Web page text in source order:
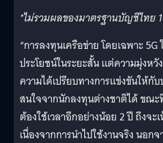
*ไม่รวมผลของมาตรฐานบัญชีไทย
“การลงทุนเครือข่าย โดยเฉพาะ
ประโยชน์ในระยะสั้น แต่ความมุ่งหวั
ความได้เปรียบทางการแข่งขันให้กั
สนใจจากนักลงทุนต่างชาติได้ ขณะ
ต้องใช้เวลาอีกอย่างน้อย 2 ปี ถึงจ
เนื่องจากการนำไปใช้งานจริง นอ